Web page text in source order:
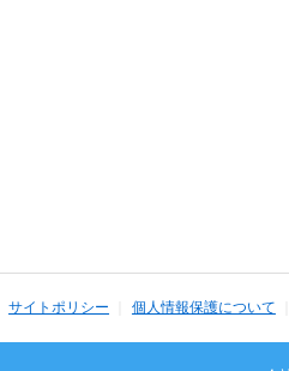
サイトポリシー 個人情報保護について